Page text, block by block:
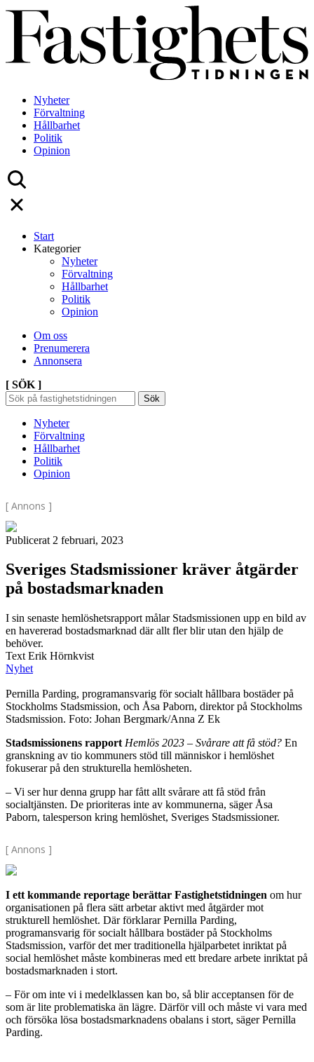
Skip
content
Nyheter
Förvaltning
Hållbarhet
Politik
Opinion
Start
Kategorier
Nyheter
Förvaltning
Hållbarhet
Politik
Opinion
Om oss
Prenumerera
Annonsera
[ SÖK ]
Sök
efter:
Sök
Sök
Nyheter
Förvaltning
Hållbarhet
Politik
Opinion
[ Annons ]
Publicerat 2 februari, 2023
Sveriges Stadsmissioner kräver åtgärder
på bostadsmarknaden
I sin senaste hemlöshetsrapport målar Stadsmissionen upp en bild av
en havererad bostadsmarknad där allt fler blir utan den hjälp de
behöver.
Text Erik Hörnkvist
Nyhet
Pernilla Parding, programansvarig för socialt hållbara bostäder på
Stockholms Stadsmission, och Åsa Paborn, direktor på Stockholms
Stadsmission. Foto: Johan Bergmark/Anna Z Ek
Stadsmissionens rapport Hemlös 2023 – Svårare att få stöd? En
granskning av tio kommuners stöd till människor i hemlöshet
fokuserar på den strukturella hemlösheten.
– Vi ser hur denna grupp har fått allt svårare att få stöd från
socialtjänsten. De prioriteras inte av kommunerna, säger Åsa
Paborn, talesperson kring hemlöshet, Sveriges Stadsmissioner.
[ Annons ]
I ett kommande reportage berättar Fastighetstidningen om hur
organisationen på flera sätt arbetar aktivt med åtgärder mot
strukturell hemlöshet. Där förklarar Pernilla Parding,
programansvarig för socialt hållbara bostäder på Stockholms
Stadsmission, varför det mer traditionella hjälparbetet inriktat på
social hemlöshet måste kombineras med ett bredare arbete inriktat på
bostadsmarknaden i stort.
– För om inte vi i medelklassen kan bo, så blir acceptansen för de
som är lite problematiska än lägre. Därför vill och måste vi vara med
och försöka lösa bostadsmarknadens obalans i stort, säger Pernilla
Parding.